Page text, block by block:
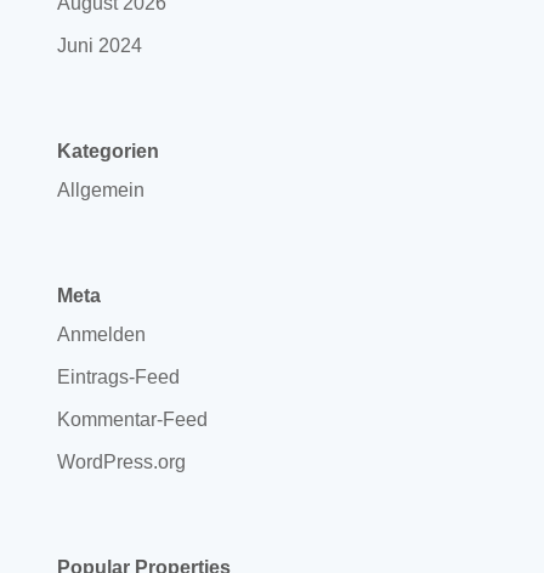
Juni 2024
Kategorien
Allgemein
Meta
Anmelden
Eintrags-Feed
Kommentar-Feed
WordPress.org
Popular Properties